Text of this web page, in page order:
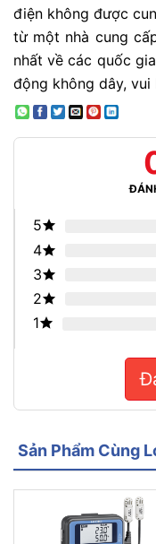
điện không được
từ một nhà cung
nhất về các quốc
động không dây,
5
4
3
2
1
Sản Phẩm Cùng